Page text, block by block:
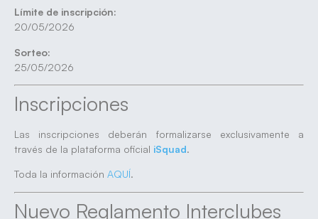
Límite de inscripción:
20/05/2026
Sorteo:
25/05/2026
Inscripciones
Las inscripciones deberán formalizarse exclusivamente a
través de la plataforma oficial iSquad.
Toda la información AQUÍ.
Nuevo Reglamento Interclubes